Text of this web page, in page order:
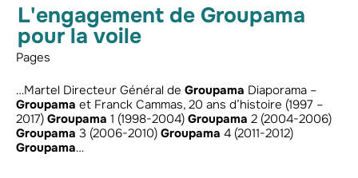
L'engagement de Groupama
pour la voile
Pages
…Martel Directeur Général de Groupama Diaporama –
Groupama et Franck Cammas, 20 ans d’histoire (1997 –
2017) Groupama 1 (1998-2004) Groupama 2 (2004-2006)
Groupama 3 (2006-2010) Groupama 4 (2011-2012)
Groupama…